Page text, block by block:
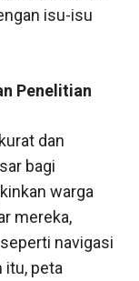
isu-isu
Penelitian
dan
bagi
warga
mereka,
navigasi
itu, peta